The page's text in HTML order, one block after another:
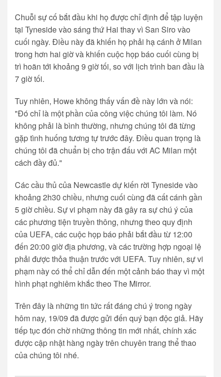
Chuỗi sự cố bắt đầu khi họ được chỉ định để tập luyện
tại Tyneside vào sáng thứ Hai thay vì San Siro vào
cuối ngày. Điều này đã khiến họ phải hạ cánh ở Milan
trong hơn hai giờ và khiến cuộc họp báo cuối cùng bị
trì hoãn tới khoảng 9 giờ tối, so với lịch trình ban đầu là
7 giờ tối.
Tuy nhiên, Howe không thấy vấn đề này lớn và nói:
"Đó chỉ là một phần của công việc chúng tôi làm. Nó
không phải là bình thường, nhưng chúng tôi đã từng
gặp tình huống tương tự trước đây. Điều quan trọng là
chúng tôi đã chuẩn bị cho trận đấu với AC Milan một
cách đầy đủ."
Các cầu thủ của Newcastle dự kiến rời Tyneside vào
khoảng 2h30 chiều, nhưng cuối cùng đã cất cánh gần
5 giờ chiều. Sự vi phạm này đã gây ra sự chú ý của
các phương tiện truyền thông, nhưng theo quy định
của UEFA, các cuộc họp báo phải bắt đầu từ 12:00
đến 20:00 giờ địa phương, và các trường hợp ngoại lệ
phải được thỏa thuận trước với UEFA. Tuy nhiên, sự vi
phạm này có thể chỉ dẫn đến một cảnh báo thay vì một
hình phạt nghiêm khắc theo The Mirror.
Trên đây là những tin tức rất đáng chú ý trong ngày
hôm nay, 19/09 đã được gửi đến quý bạn độc giả. Hãy
tiếp tục đón chờ những thông tin mới nhất, chính xác
được cập nhật hàng ngày trên chuyên trang thể thao
của chúng tôi nhé.